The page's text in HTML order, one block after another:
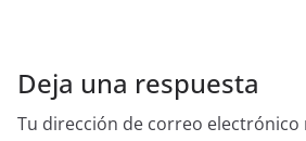
Deja una respuesta
Tu dirección de correo electrónico